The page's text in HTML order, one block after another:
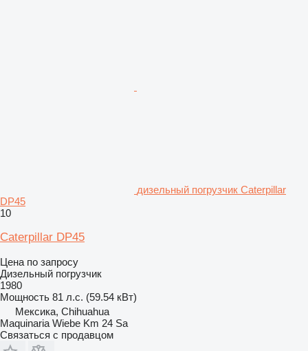
дизельный погрузчик Caterpillar
DP45
10
Caterpillar DP45
Цена по запросу
Дизельный погрузчик
1980
Мощность 81 л.с. (59.54 кВт)
Мексика, Chihuahua
Maquinaria Wiebe Km 24 Sa
Связаться с продавцом